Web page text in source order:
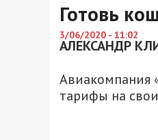
Готовь
3/06/2020 - 11:02
АЛЕКСАНДР
Авиакомпания
тарифы на